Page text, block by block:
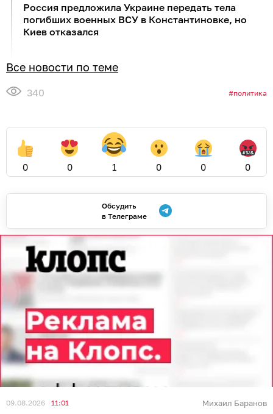
Россия предложила Украине передать тела
погибших военных ВСУ в Константиновке, но
Киев отказался
Все новости по теме
340 политика
0 0 1 0 0 0
Обсудить
в Телеграме
09.08.2026 11:01 Михаил Баранов